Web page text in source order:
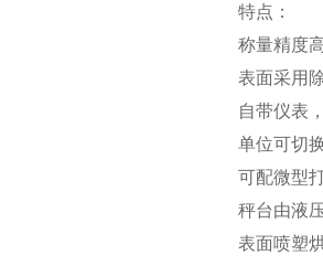
特点 ：
称量精度
表面采用
自带仪表
单位可切
可配微型
秤台由液
表面喷塑